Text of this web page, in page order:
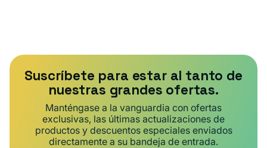
Suscríbete para estar al tanto de
nuestras grandes ofertas.
Manténgase a la vanguardia con ofertas
exclusivas, las últimas actualizaciones de
productos y descuentos especiales enviados
directamente a su bandeja de entrada.